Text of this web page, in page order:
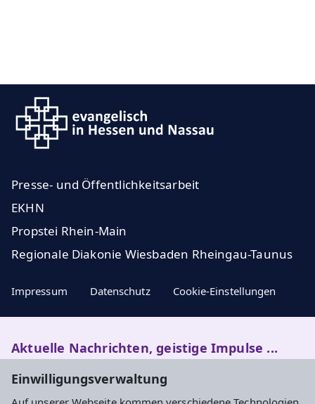
Einwilligungsverwaltung
Presse- und Öffentlichkeitsarbeit
EKHN
Propstei Rhein-Main
Regionale Diakonie Wiesbaden Rheingau-Taunus
Impressum Datenschutz Cookie-Einstellungen
Aktuelle Nachrichten, geistige Impulse ...
Newsletter entdecken